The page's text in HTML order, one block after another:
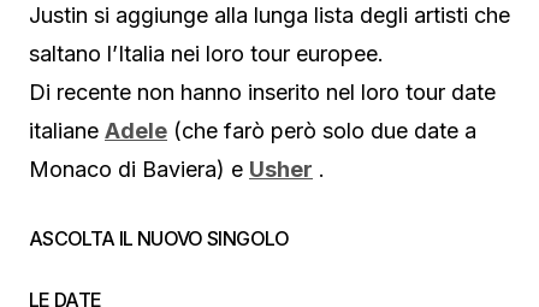
Justin si aggiunge alla lunga lista degli artisti che
saltano l’Italia nei loro tour europee.
Di recente non hanno inserito nel loro tour date
italiane Adele (che farò però solo due date a
Monaco di Baviera) e Usher .
ASCOLTA IL NUOVO SINGOLO
LE DATE